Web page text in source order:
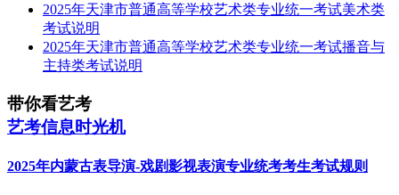
2025年天津市普通高等学校艺术类专业统一考试美术类
考试说明
2025年天津市普通高等学校艺术类专业统一考试播音与
主持类考试说明
带你看艺考
艺考信息时光机
2025年内蒙古表导演-戏剧影视表演专业统考考生考试规则